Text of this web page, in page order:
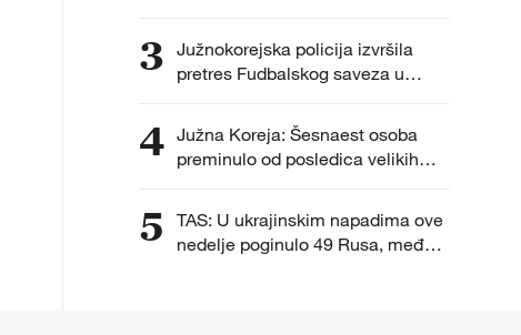
vraćeno je u Rusiju sa teritorije
navodima ruskih vlasti, nalazili
protiv svoje volje nakon što su
ukrajinske oružane snage
privremeno zauzele delove
regiona.
3 Južnokorejska policija izvršila
pretres Fudbalskog saveza u
istrazi o imenovanju selektora.
4 Južna Koreja: Šesnaest osoba
preminulo od posledica velikih
vrućina ovog leta.
5
TAS: U ukrajinskim napadima ove
nedelje poginulo 49 Rusa, među